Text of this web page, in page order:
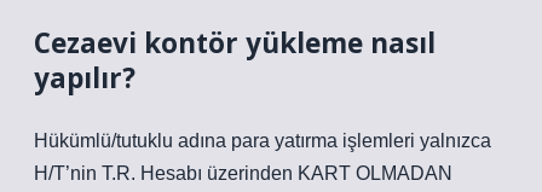
Cezaevi kontör yükleme nasıl
yapılır?
Hükümlü/tutuklu adına para yatırma işlemleri yalnızca
H/T’nin T.R. Hesabı üzerinden KART OLMADAN